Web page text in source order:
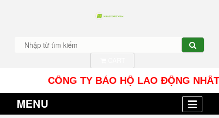
CÔNG TY BẢO HỘ LAO ĐỘNG
MENU